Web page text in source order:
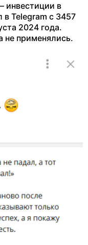
инвестиции в
в Telegram с 3457
2024 года.
не применялись.